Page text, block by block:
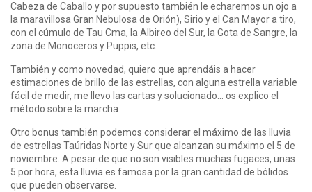
Cabeza de Caballo y por supuesto también le echaremos un ojo a
la maravillosa Gran Nebulosa de Orión), Sirio y el Can Mayor a tiro,
con el cúmulo de Tau Cma, la Albireo del Sur, la Gota de Sangre, la
zona de Monoceros y Puppis, etc.
También y como novedad, quiero que aprendáis a hacer
estimaciones de brillo de las estrellas, con alguna estrella variable
fácil de medir, me llevo las cartas y solucionado… os explico el
método sobre la marcha
Otro bonus también podemos considerar el máximo de las lluvia
de estrellas Taúridas Norte y Sur que alcanzan su máximo el 5 de
noviembre. A pesar de que no son visibles muchas fugaces, unas
5 por hora, esta lluvia es famosa por la gran cantidad de bólidos
que pueden observarse.